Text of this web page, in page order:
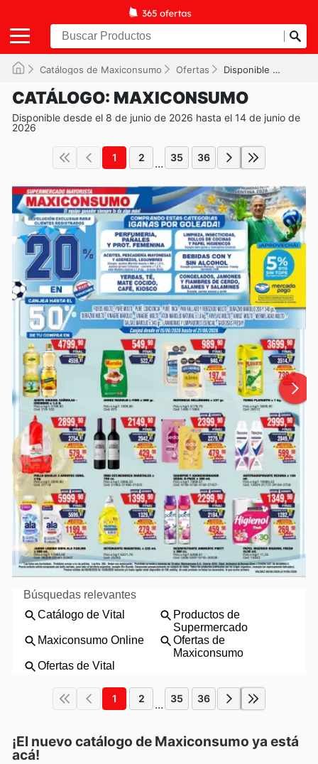
Catálogos de Maxiconsumo Ofertas Disponible hasta el 14/06/2026
CATÁLOGO: MAXICONSUMO
Disponible desde el 8 de junio de 2026 hasta el 14 de junio de
2026
1 2 ... 35 36
1 2 ... 35 36
¡El nuevo catálogo de Maxiconsumo ya está
acá!